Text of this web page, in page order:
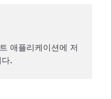
애플리케이션에 저
다.